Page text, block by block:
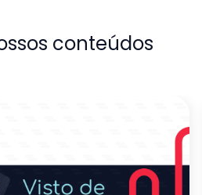
conteúdos